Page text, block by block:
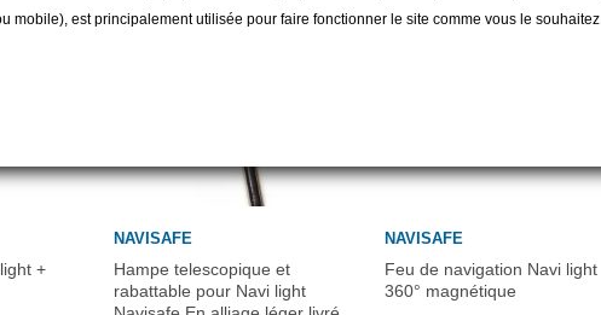
+
NAVISAFE
Hampe telescopique et
rabattable pour Navi light
NAVISAFE
Feu de navigation Navi light
360° magnétique
mobile), est principalement utilisée pour faire fonctionner le site comme vous le souhaitez.